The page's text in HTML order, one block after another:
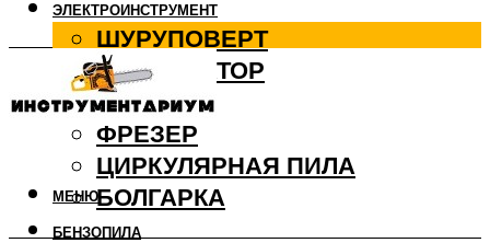
ЭЛЕКТРОИНСТРУМЕНТ
ШУРУПОВЕРТ
ПЕРФОРАТОР
ДРЕЛЬ
ФРЕЗЕР
ЦИРКУЛЯРНАЯ ПИЛА
БОЛГАРКА
БЕНЗОПИЛА
МЕНЮ